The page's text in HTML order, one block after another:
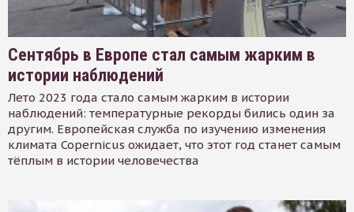
Сентябрь в Европе стал самым жарким в
истории наблюдений
Лето 2023 года стало самым жарким в истории
наблюдений: температурные рекорды бились один за
другим. Европейская служба по изучению изменения
климата Copernicus ожидает, что этот год станет самым
тёплым в истории человечества